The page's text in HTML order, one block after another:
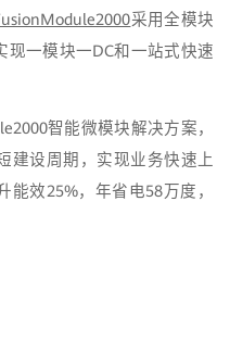
采用全模块
一模块一DC和一站式快速
智能微模块解决方案，
建设周期，实现业务快速上
效25%，年省电58万度，